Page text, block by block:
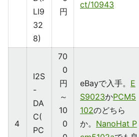
LI9
32
8)
円
ct/10943
4
I2S
-
DA
C(
PC
70
0
円
～
10
0
eBayで入手。 E
S9023かPCM5
102のどちら
か。 NanoHat P